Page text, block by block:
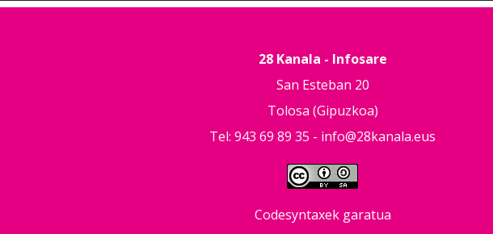
28 Kanala - Infosare
San Esteban 20
Tolosa (Gipuzkoa)
Tel: 943 69 89 35 - info@28kanala.eus
Codesyntaxek garatua